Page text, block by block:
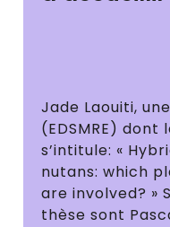
Jade Laouiti,
(EDSMRE)
s’intitule: «
nutans: which
are involved? »
thèse sont